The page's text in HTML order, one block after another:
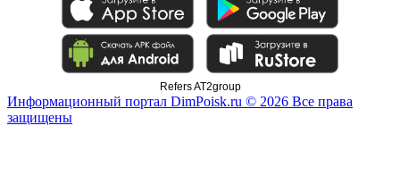
Refers AT2group
Информационный портал DimPoisk.ru © 2026 Все права
защищены